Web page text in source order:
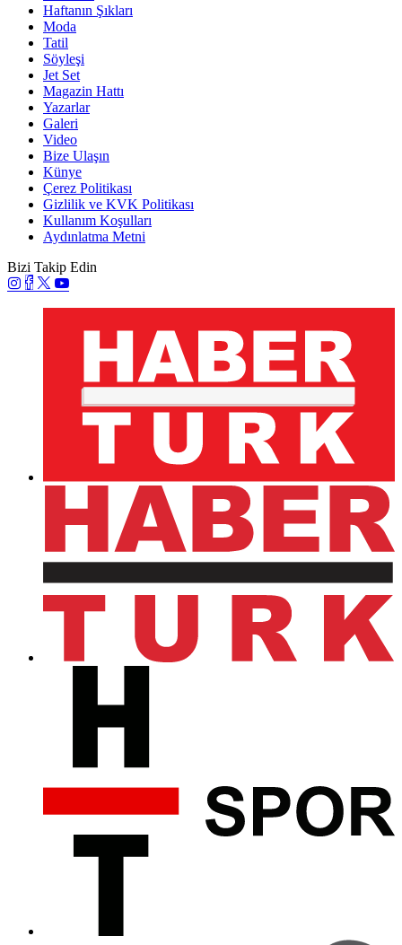
Haftanın Şıkları
Moda
Tatil
Söyleşi
Jet Set
Magazin Hattı
Yazarlar
Galeri
Video
Bize Ulaşın
Künye
Çerez Politikası
Gizlilik ve KVK Politikası
Kullanım Koşulları
Aydınlatma Metni
Bizi Takip Edin